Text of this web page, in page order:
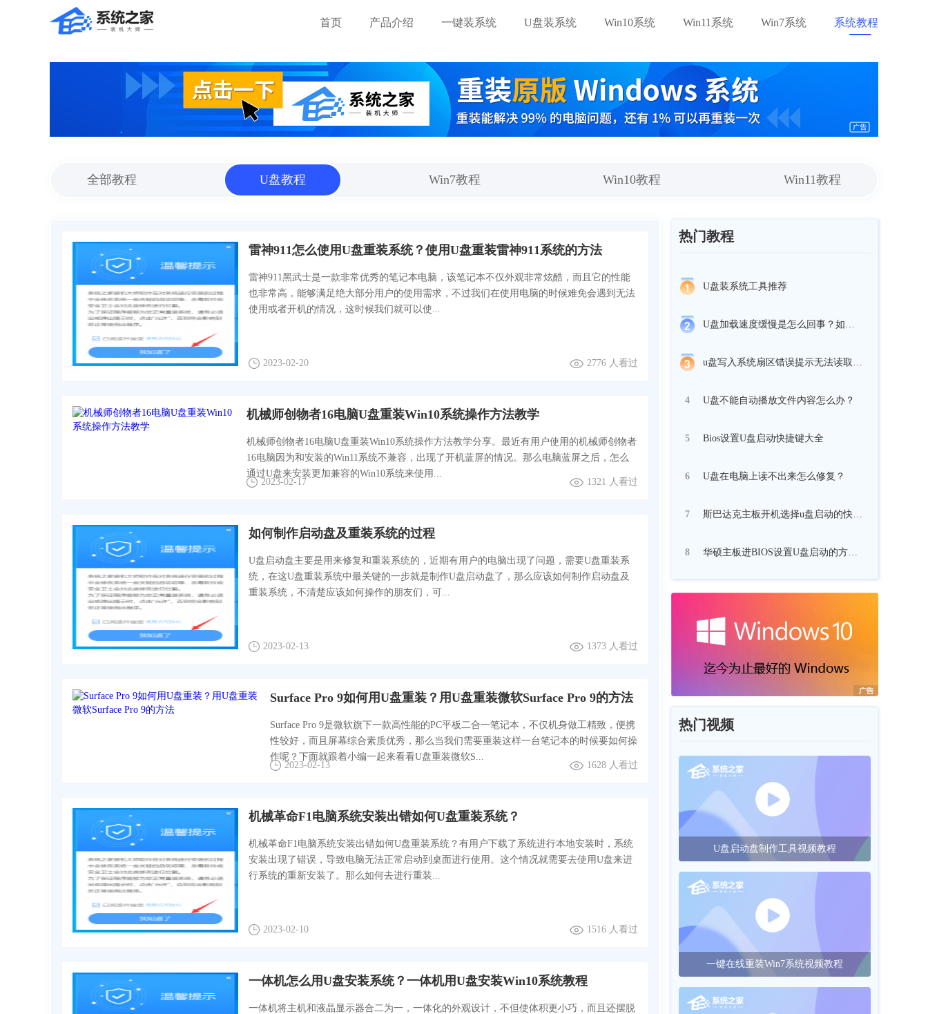
首页 产品介绍 一键装系统 U盘装系统 Win10系统 Win11系统 Win7系统 系统教程
全部教程 U盘教程 Win7教程 Win10教程 Win11教程
雷神911怎么使用U盘重装系统？使用U盘重装雷神911系统的方法
雷神911黑武士是一款非常优秀的笔记本电脑，该笔记本不仅外观非常炫酷，而且它的性能
也非常高，能够满足绝大部分用户的使用需求，不过我们在使用电脑的时候难免会遇到无法
使用或者开机的情况，这时候我们就可以使...
2023-02-20 2776 人看过
机械师创物者16电脑U盘重装Win10系统操作方法教学
机械师创物者16电脑U盘重装Win10系统操作方法教学分享。最近有用户使用的机械师创物者
16电脑因为和安装的Win11系统不兼容，出现了开机蓝屏的情况。那么电脑蓝屏之后，怎么
通过U盘来安装更加兼容的Win10系统来使用...
2023-02-17
1321 人看过
如何制作启动盘及重装系统的过程
U盘启动盘主要是用来修复和重装系统的，近期有用户的电脑出现了问题，需要U盘重装系
统，在这U盘重装系统中最关键的一步就是制作U盘启动盘了，那么应该如何制作启动盘及
重装系统，不清楚应该如何操作的朋友们，可...
2023-02-13 1373 人看过
Surface Pro 9如何用U盘重装？用U盘重装微软Surface Pro 9的方法
Surface Pro 9是微软旗下一款高性能的PC平板二合一笔记本，不仅机身做工精致，便携
性较好，而且屏幕综合素质优秀，那么当我们需要重装这样一台笔记本的时候要如何操
作呢？下面就跟着小编一起来看看U盘重装微软S...
2023-02-13
1628 人看过
机械革命F1电脑系统安装出错如何U盘重装系统？
机械革命F1电脑系统安装出错如何U盘重装系统？有用户下载了系统进行本地安装时，系统
安装出现了错误，导致电脑无法正常启动到桌面进行使用。这个情况就需要去使用U盘来进
行系统的重新安装了。那么如何去进行重装...
2023-02-10 1516 人看过
一体机怎么用U盘安装系统？一体机用U盘安装Win10系统教程
一体机将主机和液晶显示器合二为一，一体化的外观设计，不但使体积更小巧，而且还摆脱
热门教程
U盘装系统工具推荐
4 U盘不能自动播放文件内容怎么办？
5 Bios设置U盘启动快捷键大全
6 U盘在电脑上读不出来怎么修复？
7
8
热门视频
U盘启动盘制作工具视频教程
一键在线重装Win7系统视频教程